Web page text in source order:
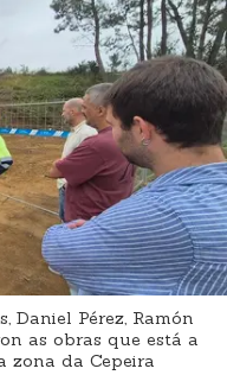
Daniel Pérez, Ramón
as obras que está a
zona da Cepeira